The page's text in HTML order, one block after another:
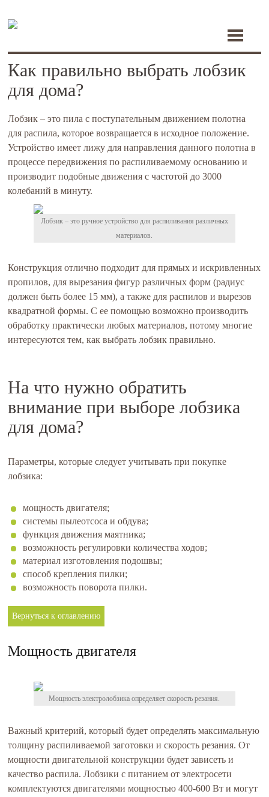
Toggle
Как правильно выбрать лобзик
для дома?
Лобзик – это пила с поступательным движением полотна
для распила, которое возвращается в исходное положение.
Устройство имеет лижу для направления данного полотна в
процессе передвижения по распиливаемому основанию и
производит подобные движения с частотой до 3000
колебаний в минуту.
Лобзик – это ручное устройство для распиливания различных
материалов.
Конструкция отлично подходит для прямых и искривленных
пропилов, для вырезания фигур различных форм (радиус
должен быть более 15 мм), а также для распилов и вырезов
квадратной формы. С ее помощью возможно производить
обработку практически любых материалов, потому многие
интересуются тем, как выбрать лобзик правильно.
На что нужно обратить
внимание при выборе лобзика
для дома?
Параметры, которые следует учитывать при покупке
лобзика:
мощность двигателя;
системы пылеотсоса и обдува;
функция движения маятника;
возможность регулировки количества ходов;
материал изготовления подошвы;
способ крепления пилки;
возможность поворота пилки.
Вернуться к оглавлению
Мощность двигателя
Мощность электролобзика определяет скорость резания.
Важный критерий, который будет определять максимальную
толщину распиливаемой заготовки и скорость резания. От
мощности двигательной конструкции будет зависеть и
качество распила. Лобзики с питанием от электросети
комплектуются двигателями мощностью 400-600 Вт и могут